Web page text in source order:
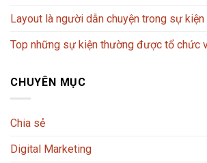
Layout là người dẫn chuyện trong sự kiện
Top những sự kiện thường được tổ chức
CHUYÊN MỤC
Chia sẻ
Digital Marketing